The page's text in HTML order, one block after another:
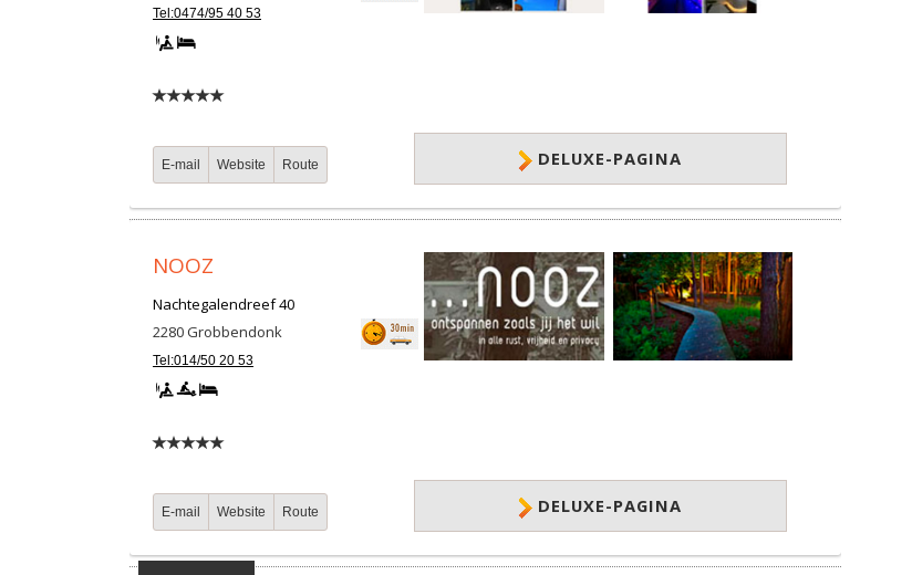
Tel:0474/95 40 53
E-mail Website Route DELUXE-PAGINA
NOOZ
Nachtegalendreef 40
2280Grobbendonk
Tel:014/50 20 53
E-mail Website Route DELUXE-PAGINA